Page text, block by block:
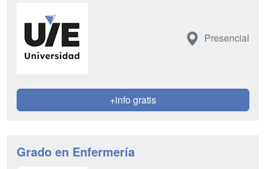
Presencial
+info gratis
Grado en Enfermería